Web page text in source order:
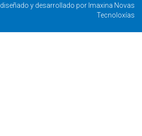
y desarrollado por Imaxina Novas
Tecnoloxías